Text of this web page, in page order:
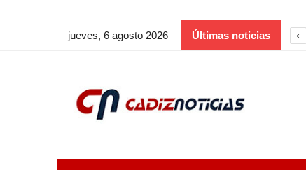
jueves, 6 agosto 2026 Últimas noticias ‹